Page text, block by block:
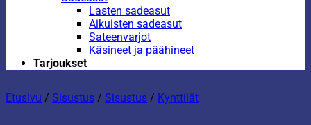
Lasten sadeasut
Aikuisten sadeasut
Sateenvarjot
Käsineet ja päähineet
Tarjoukset
Etusivu / Sisustus / Sisustus / Kynttilät